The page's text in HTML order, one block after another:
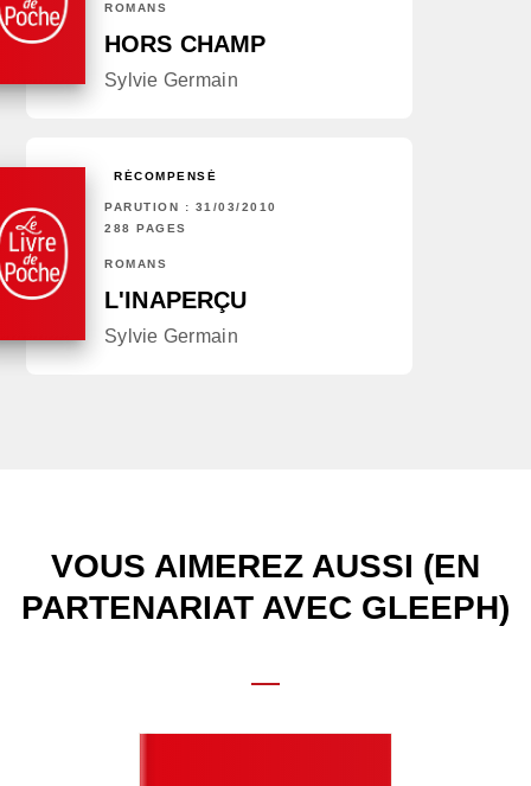
ROMANS
HORS CHAMP
Sylvie Germain
RÉCOMPENSÉ
PARUTION : 31/03/2010
288 PAGES
ROMANS
L'INAPERÇU
Sylvie Germain
VOUS AIMEREZ AUSSI (EN
PARTENARIAT AVEC GLEEPH)